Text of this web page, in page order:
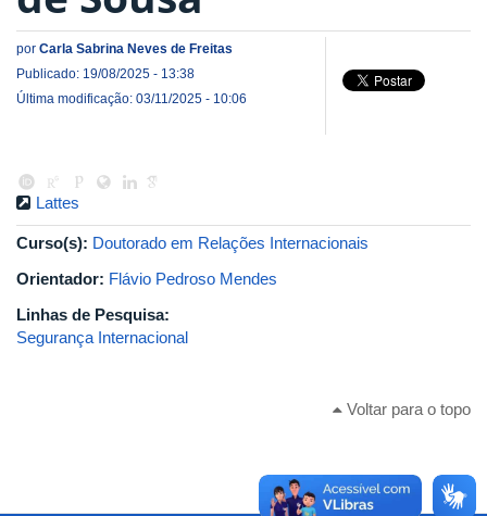
por Carla Sabrina Neves de Freitas
Publicado: 19/08/2025 - 13:38
Última modificação: 03/11/2025 - 10:06
Lattes
Curso(s): Doutorado em Relações Internacionais
Orientador: Flávio Pedroso Mendes
Linhas de Pesquisa:
Segurança Internacional
Voltar para o topo